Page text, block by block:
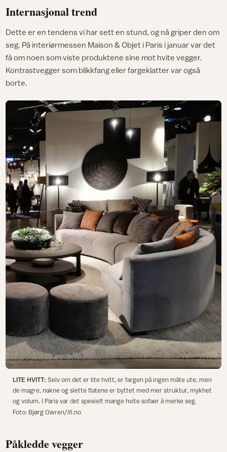
Internasjonal trend
Dette er en tendens vi har sett en stund, og nå griper den om
seg. På interiørmessen Maison & Objet i Paris i januar var det
få om noen som viste produktene sine mot hvite vegger.
Kontrastvegger som blikkfang eller fargeklatter var også
borte.
LITE HVITT: Selv om det er lite hvitt, er fargen på ingen måte ute, men
de magre, nakne og slette flatene er byttet med mer struktur, mykhet
og volum. I Paris var det spesielt mange hvite sofaer å merke seg.
Foto: Bjørg Owren/ifi.no
Påkledde vegger